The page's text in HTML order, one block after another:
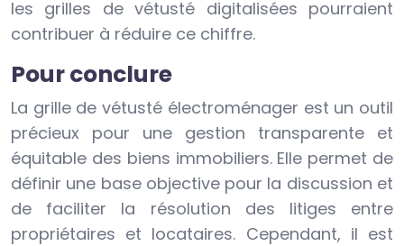
les grilles de vétusté digitalisées pourraient
contribuer à réduire ce chiffre.
Pour conclure
La grille de vétusté électroménager est un outil
précieux pour une gestion transparente et
équitable des biens immobiliers. Elle permet de
définir une base objective pour la discussion et
de faciliter la résolution des litiges entre
propriétaires et locataires. Cependant, il est